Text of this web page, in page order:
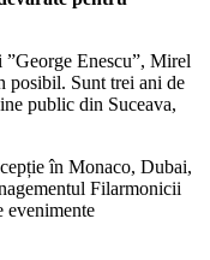
Enescu”, Mirel
posibil. Sunt trei ani de
public din Suceava,
în Monaco, Dubai,
Filarmonicii
evenimente